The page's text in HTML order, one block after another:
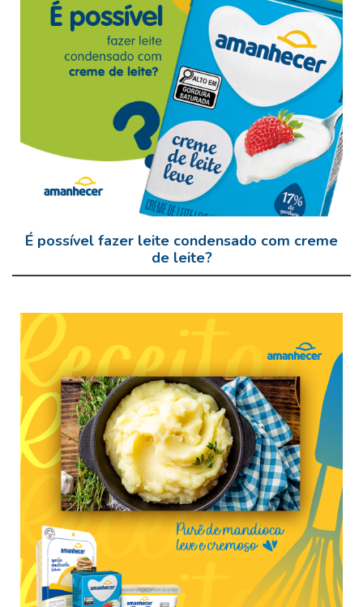
É possível fazer leite condensado com creme
de leite?